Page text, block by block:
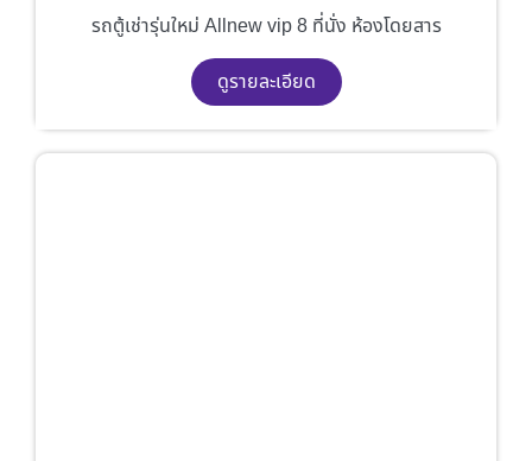
รถตู้เช่ารุ่นใหม่ Allnew vip 8 ที่นั่ง ห้องโดยสาร
ดูรายละเอียด